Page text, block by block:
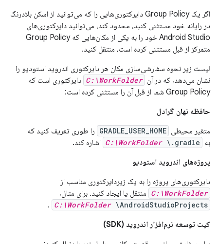
اگر یک Group Policy دایرکتوری‌هایی را که می‌توانید از اسکن بلادرنگ
در رایانه خود مستثنی کنید، محدود کند، می‌توانید دایرکتوری‌های
Android Studio خود را به یکی از مکان‌هایی که Group Policy
متمرکز از قبل مستثنی کرده است، منتقل کنید.
لیست زیر نحوه سفارشی‌سازی مکان هر دایرکتوری اندروید استودیو را
نشان می‌دهد، که در آن C:\WorkFolder دایرکتوری است که
Group Policy شما از قبل آن را مستثنی کرده است:
حافظه نهان گرادل
متغیر محیطی GRADLE_USER_HOME را طوری تعریف کنید که
به
C:\WorkFolder\.gradle
اشاره کند.
پروژه‌های اندروید استودیو
دایرکتوری‌های پروژه را به یک زیردایرکتوری مناسب از
C:\WorkFolder منتقل یا ایجاد کنید. برای مثال،
C:\WorkFolder\AndroidStudioProjects
.
کیت توسعه نرم‌افزار اندروید (SDK)